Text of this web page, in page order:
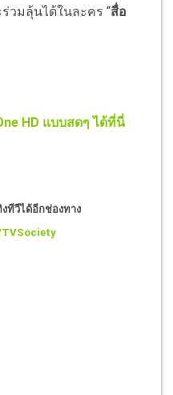
วมลุ้นได้ในละคร “สื่อ
HD แบบสดๆ ได้ที่นี่
ทีวีได้อีกช่องทาง